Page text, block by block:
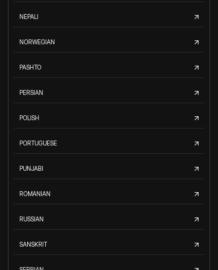
NEPALI
NORWEGIAN
PASHTO
PERSIAN
POLISH
PORTUGUESE
PUNJABI
ROMANIAN
RUSSIAN
SANSKRIT